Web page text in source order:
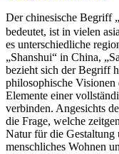
Der chinesische Begriff
bedeutet, ist in vielen
es unterschiedliche
„Shanshui“ in China,
bezieht sich der Begriff
philosophische
Elemente einer
verbinden. Angesichts
die Frage, welche
Natur für die Gestaltung
menschliches Wohnen